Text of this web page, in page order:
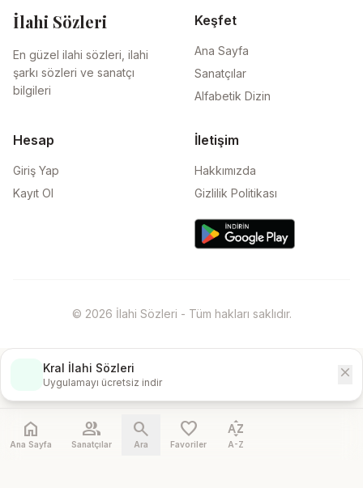
İlahi Sözleri
En güzel ilahi sözleri, ilahi
şarkı sözleri ve sanatçı
bilgileri
Keşfet
Ana Sayfa
Sanatçılar
Alfabetik Dizin
Hesap
Giriş Yap
Kayıt Ol
İletişim
Hakkımızda
Gizlilik Politikası
© 2026 İlahi Sözleri - Tüm hakları saklıdır.
Kral İlahi Sözleri
Uygulamayı ücretsiz indir
close
home
Ana Sayfa
people
Sanatçılar
search
Ara
favorite
Favoriler
sort_by_alpha
A-Z